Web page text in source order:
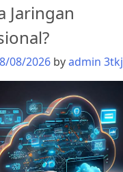
Jaringan
08/2026 byadmin 3tkj